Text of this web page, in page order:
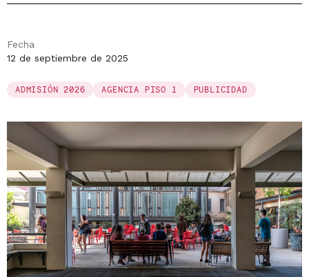
Fecha
12 de septiembre de 2025
ADMISIÓN 2026 AGENCIA PISO 1 PUBLICIDAD